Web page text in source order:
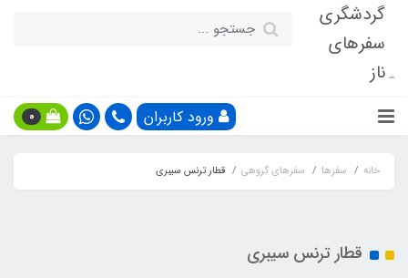
گردشگری
سفرهای
ناز
ورود کاربران 0
خانه سفرها سفرهای گروهی قطار ترنس سیبری
قطار ترنس سیبری